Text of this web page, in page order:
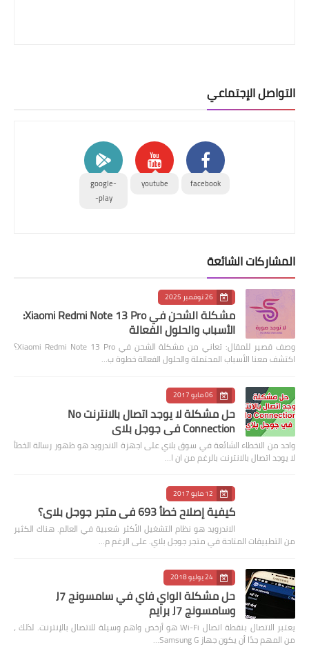
التواصل الإجتماعي
facebook
youtube
google-
play-
المشاركات الشائعة
26 نوفمبر 2025
مشكلة الشحن في Xiaomi Redmi Note 13 Pro:
الأسباب والحلول الفعالة
وصف قصير للمقال: تعاني من مشكلة الشحن في Xiaomi Redmi Note 13 Pro؟
اكتشف معنا الأسباب المحتملة والحلول الفعالة خطوة ب…
06 مايو 2017
حل مشكلة لا يوجد اتصال بالانترنت No
Connection في جوجل بلاي
واحد من الاخطاء الشائعة في سوق بلاي على اجهزة الاندرويد هو ظهور رسالة الخطأ
لا يوجد اتصال بالانترنت بالرغم من ان ا…
12 مايو 2017
كيفية إصلاح خطأ 693 في متجر جوجل بلاي؟
الاندرويد هو نظام التشغيل الأكثر شعبية في العالم. هناك الكثير
من التطبيقات المتاحة في متجر جوجل بلاي. على الرغم م…
24 يوليو 2018
حل مشكلة الواي فاي في سامسونج J7
وسامسونج J7 برايم
يعتبر الاتصال بنقطة اتصال Wi-Fi هو أرخص واهم وسيلة للاتصال بالإنترنت. لذلك ،
من المهم جدًا أن يكون جهاز Samsung G…